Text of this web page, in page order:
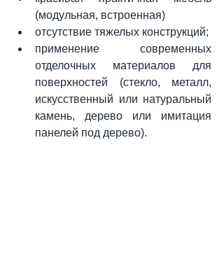
(модульная, встроенная)
отсутствие тяжелых конструкций;
применение современных
отделочных материалов для
поверхностей (стекло, металл,
искусственный или натуральный
камень, дерево или имитация
панелей под дерево).